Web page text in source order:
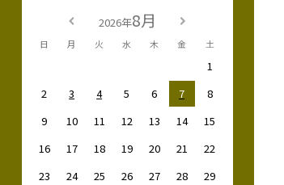
2026年8月
日 月 火 水 木 金 土
1
2
3 4 5 6 7
8
9
10 11 12 13 14
15
16
17 18 19 20 21
22
23
24 25 26 27 28
29